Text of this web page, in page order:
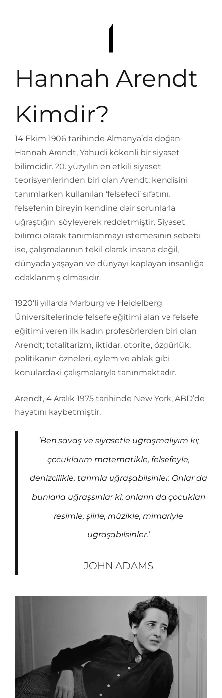
Hannah Arendt
Kimdir?
14 Ekim 1906 tarihinde Almanya’da doğan
Hannah Arendt, Yahudi kökenli bir siyaset
bilimcidir. 20. yüzyılın en etkili siyaset
teorisyenlerinden biri olan Arendt; kendisini
tanımlarken kullanılan ‘felsefeci’ sıfatını,
felsefenin bireyin kendine dair sorunlarla
uğraştığını söyleyerek reddetmiştir. Siyaset
bilimci olarak tanımlanmayı istemesinin sebebi
ise, çalışmalarının tekil olarak insana değil,
dünyada yaşayan ve dünyayı kaplayan insanlığa
odaklanmış olmasıdır.
1920’li yıllarda Marburg ve Heidelberg
Üniversitelerinde felsefe eğitimi alan ve felsefe
eğitimi veren ilk kadın profesörlerden biri olan
Arendt; totalitarizm, iktidar, otorite, özgürlük,
politikanın özneleri, eylem ve ahlak gibi
konulardaki çalışmalarıyla tanınmaktadır.
Arendt, 4 Aralık 1975 tarihinde New York, ABD’de
hayatını kaybetmiştir.
‘Ben savaş ve siyasetle uğraşmalıyım ki;
çocuklarım matematikle, felsefeyle,
denizcilikle, tarımla uğraşabilsinler. Onlar da
bunlarla uğraşsınlar ki; onların da çocukları
resimle, şiirle, müzikle, mimariyle
uğraşabilsinler.’
JOHN ADAMS